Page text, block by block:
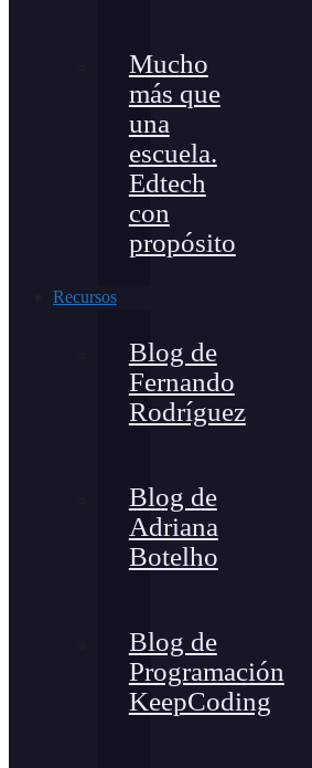
Mucho
más que
una
escuela.
Edtech
con
propósito
Recursos
Blog de
Fernando
Rodríguez
Blog de
Adriana
Botelho
Blog de
Programación
KeepCoding